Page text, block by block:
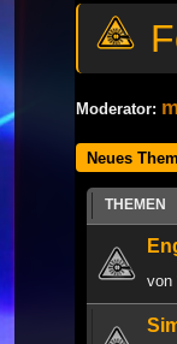
Moderator:
Neues
THEMEN
von